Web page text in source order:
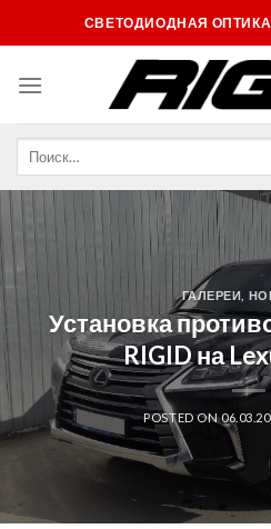
to
СВЕТОДИОДНАЯ
ГАЛЕРЕИ
Установка
RIGID на
POSTED ON